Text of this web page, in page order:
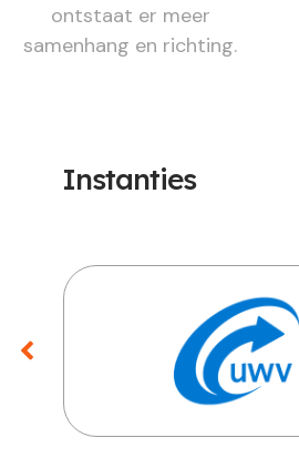
ontstaat er meer
samenhang en richting.
Instanties